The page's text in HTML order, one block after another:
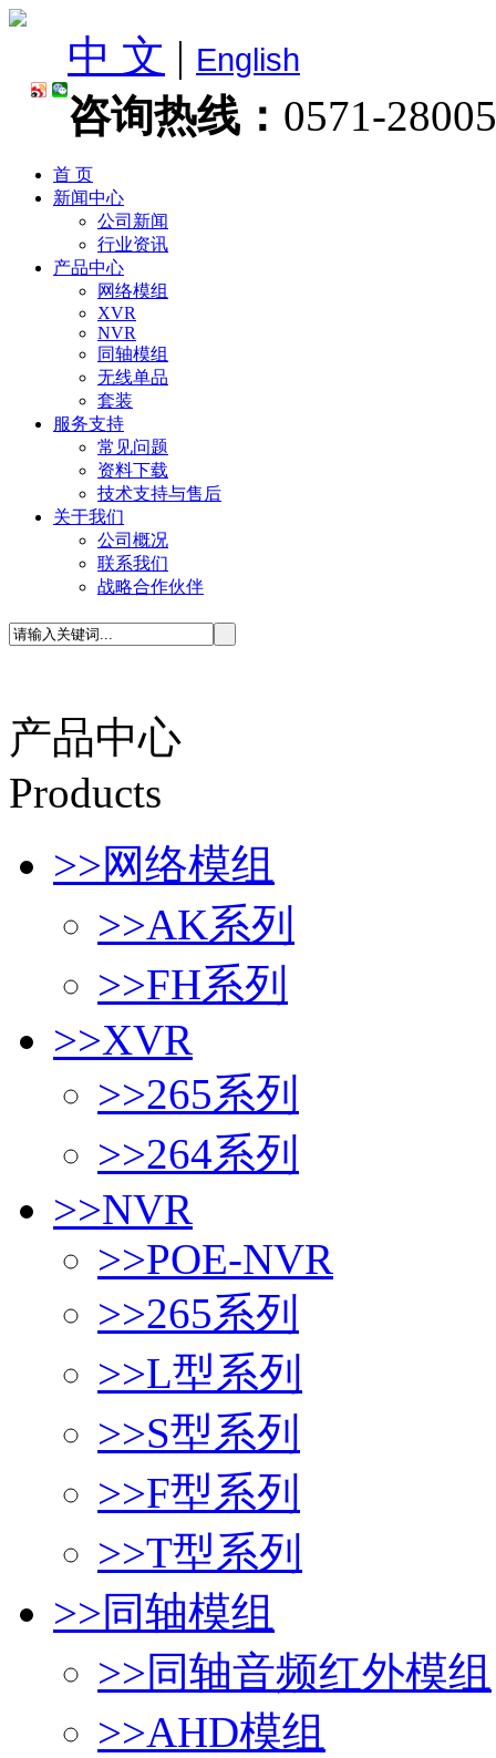
中 文 | English
咨询热线： 0571-
首 页
新闻中心
公司新闻
行业资讯
产品中心
网络模组
XVR
NVR
同轴模组
无线单品
套装
服务支持
常见问题
资料下载
技术支持与售后
关于我们
公司概况
联系我们
战略合作伙伴
产品中心
Products
>>网络模组
>>AK系列
>>FH系列
>>XVR
>>265系列
>>264系列
>>NVR
>>POE-NVR
>>265系列
>>L型系列
>>S型系列
>>F型系列
>>T型系列
>>同轴模组
>>同轴音频红外模组
>>AHD模组